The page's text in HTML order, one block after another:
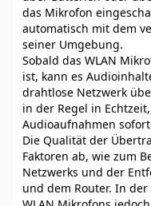
das Mikrofon
automatisch mit dem
seiner Umgebung.
Sobald das WLAN
ist, kann es
drahtlose Netzwerk
in der Regel in
Audioaufnahmen
Die Qualität der
Faktoren ab, wie zum
Netzwerks und der
und dem Router. In